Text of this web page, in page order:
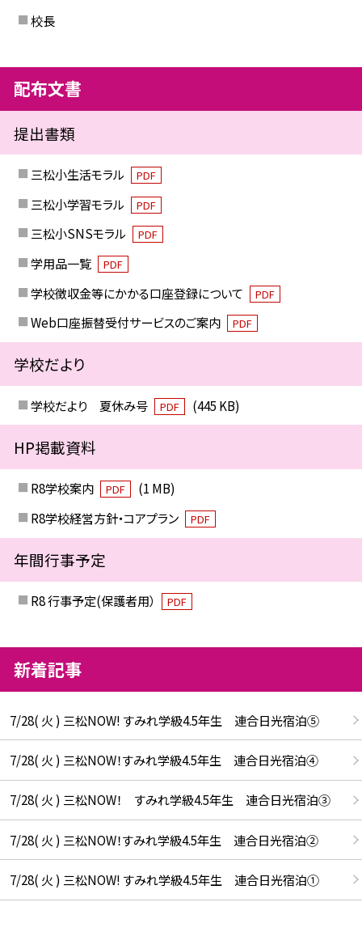
校長
配布文書
提出書類
三松小生活モラル PDF
三松小学習モラル PDF
三松小SNSモラル PDF
学用品一覧 PDF
学校徴収金等にかかる口座登録について PDF
Web口座振替受付サービスのご案内 PDF
学校だより
学校だより 夏休み号 PDF (445 KB)
HP掲載資料
R8学校案内 PDF
(1 MB)
R8学校経営方針・コアプラン
PDF
年間行事予定
R8 行事予定(保護者用） PDF
新着記事
7/28( 火 ) 三松NOW! すみれ学級4.5年生 連合日光宿泊⑤
7/28( 火 ) 三松NOW！すみれ学級4.5年生 連合日光宿泊④
7/28( 火 ) 三松NOW！ すみれ学級4.5年生 連合日光宿泊③
7/28( 火 ) 三松NOW！すみれ学級4.5年生 連合日光宿泊②
7/28( 火 ) 三松NOW! すみれ学級4.5年生 連合日光宿泊①